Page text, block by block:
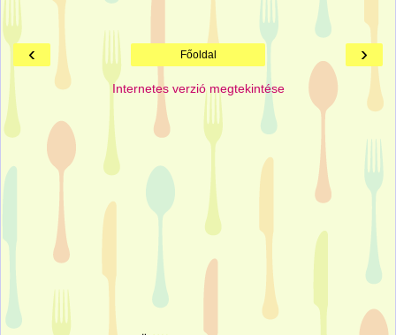
‹ ›
Főoldal
Internetes verzió megtekintése